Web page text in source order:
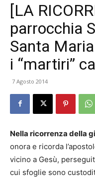
[LA
parrocchia
Santa
i “martiri”
7 Agosto 2014
Nella ricorrenza della
onora e ricorda
vicino a Gesù,
cui sfoglie sono